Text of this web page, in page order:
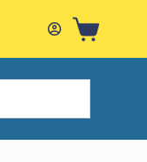
Shopping